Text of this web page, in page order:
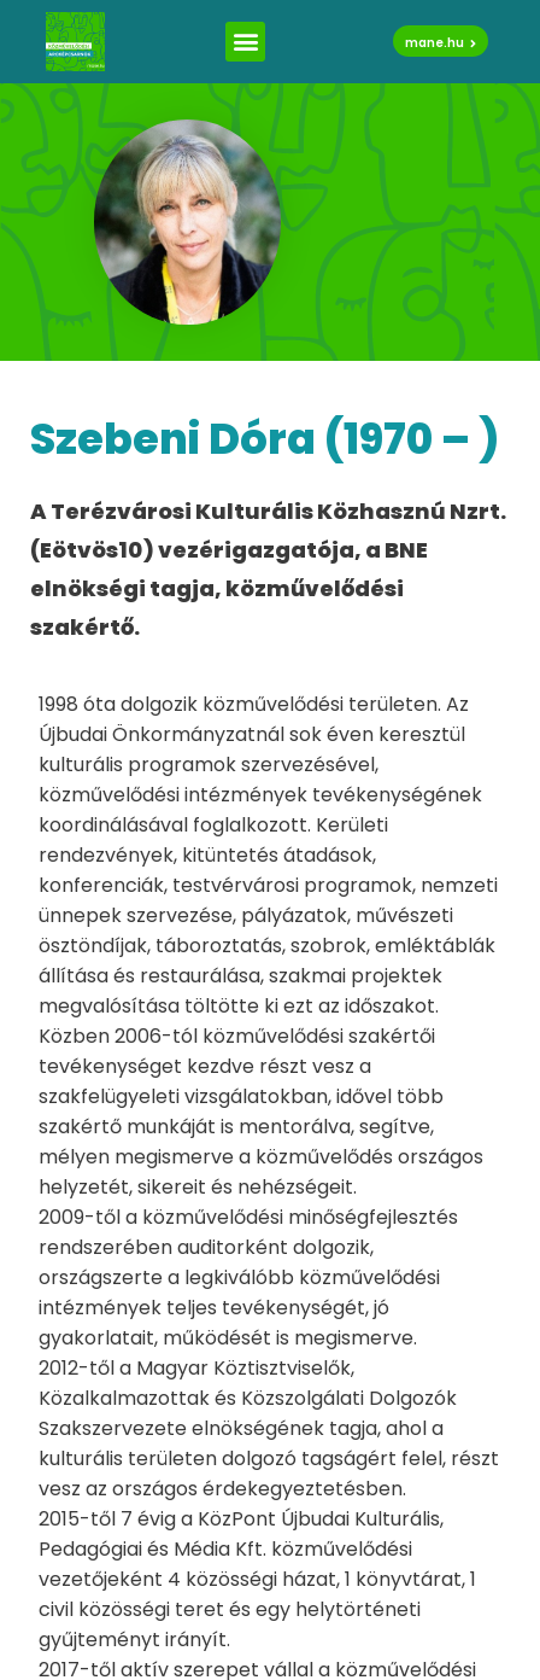
mane.hu
Szebeni Dóra (1970 – )
A Terézvárosi Kulturális Közhasznú Nzrt.
(Eötvös10) vezérigazgatója, a BNE
elnökségi tagja, közművelődési
szakértő.
1998 óta dolgozik közművelődési területen. Az
Újbudai Önkormányzatnál sok éven keresztül
kulturális programok szervezésével,
közművelődési intézmények tevékenységének
koordinálásával foglalkozott. Kerületi
rendezvények, kitüntetés átadások,
konferenciák, testvérvárosi programok, nemzeti
ünnepek szervezése, pályázatok, művészeti
ösztöndíjak, táboroztatás, szobrok, emléktáblák
állítása és restaurálása, szakmai projektek
megvalósítása töltötte ki ezt az időszakot.
Közben 2006-tól közművelődési szakértői
tevékenységet kezdve részt vesz a
szakfelügyeleti vizsgálatokban, idővel több
szakértő munkáját is mentorálva, segítve,
mélyen megismerve a közművelődés országos
helyzetét, sikereit és nehézségeit.
2009-től a közművelődési minőségfejlesztés
rendszerében auditorként dolgozik,
országszerte a legkiválóbb közművelődési
intézmények teljes tevékenységét, jó
gyakorlatait, működését is megismerve.
2012-től a Magyar Köztisztviselők,
Közalkalmazottak és Közszolgálati Dolgozók
Szakszervezete elnökségének tagja, ahol a
kulturális területen dolgozó tagságért felel, részt
vesz az országos érdekegyeztetésben.
2015-től 7 évig a KözPont Újbudai Kulturális,
Pedagógiai és Média Kft. közművelődési
vezetőjeként 4 közösségi házat, 1 könyvtárat, 1
civil közösségi teret és egy helytörténeti
gyűjteményt irányít.
2017-től aktív szerepet vállal a közművelődési